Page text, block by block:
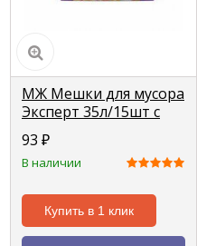
МЖ Мешки для мусора
Эксперт 35л/15шт c
затяжкой (LDPE
18мкм)
93 ₽
В наличии
Купить в 1 клик